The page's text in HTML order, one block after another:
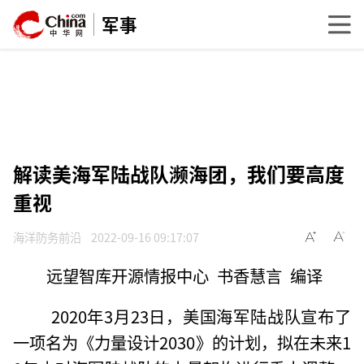
军事
解读美海军陆战队濒海团，我们要高度
重视
海洋防务前沿 2022-09-16 09:17:07
远望智库开源情报中心 书香慧言 编译
2020年3月23日，美国海军陆战队宣布了
一项名为《力量设计2030》的计划，拟在未来1